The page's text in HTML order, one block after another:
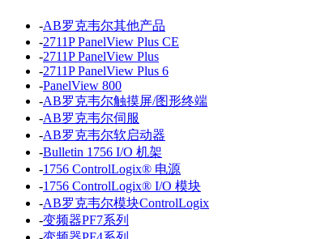
-AB罗克韦尔其他产品
-2711P PanelView Plus CE
-2711P PanelView Plus
-2711P PanelView Plus 6
-PanelView 800
-AB罗克韦尔触摸屏/图形终端
-AB罗克韦尔伺服
-AB罗克韦尔软启动器
-Bulletin 1756 I/O 机架
-1756 ControlLogix® 电源
-1756 ControlLogix® I/O 模块
-AB罗克韦尔模块ControlLogix
-变频器PF7系列